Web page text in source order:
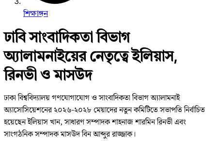
শিক্ষাঙ্গন
ঢাবি সাংবাদিকতা বিভাগ
অ্যালামনাইয়ের নেতৃত্বে ইলিয়াস,
রিনভী ও মাসউদ
ঢাকা বিশ্ববিদ্যালয় গণযোগাযোগ ও সাংবাদিকতা বিভাগ অ্যালামনাই
অ্যাসোসিয়েশনের ২০২৬-২০২৮ মেয়াদের নতুন কমিটিতে সভাপতি নির্বাচিত
হয়েছেন ইলিয়াস খান, সাধারণ সম্পাদক শাহনাজ শারমিন রিনভী এবং
সাংগঠনিক সম্পাদক মাসউদ বিন আব্দুর রাজ্জাক।